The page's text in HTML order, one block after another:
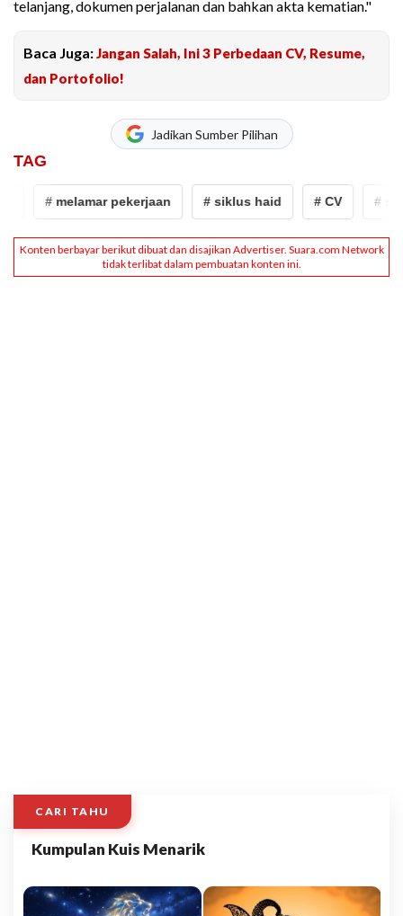
telanjang, dokumen perjalanan dan bahkan akta kematian."
Baca Juga:Jangan Salah, Ini 3 Perbedaan CV, Resume,
dan Portofolio!
Jadikan Sumber Pilihan
TAG
# melamar pekerjaan # siklus haid # CV #
CARI TAHU
Kumpulan Kuis Menarik